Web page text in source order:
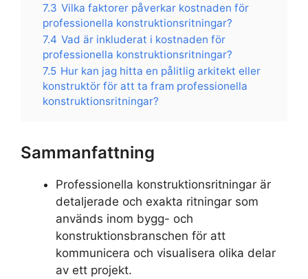
7.3 Vilka faktorer påverkar kostnaden för
professionella konstruktionsritningar?
7.4 Vad är inkluderat i kostnaden för
professionella konstruktionsritningar?
7.5 Hur kan jag hitta en pålitlig arkitekt eller
konstruktör för att ta fram professionella
konstruktionsritningar?
Sammanfattning
Professionella konstruktionsritningar är
detaljerade och exakta ritningar som
används inom bygg- och
konstruktionsbranschen för att
kommunicera och visualisera olika delar
av ett projekt.